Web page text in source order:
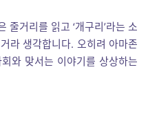
줄거리를 읽고 ‘개구리’라는 소
라 생각합니다. 오히려 아마존
와 맞서는 이야기를 상상하는